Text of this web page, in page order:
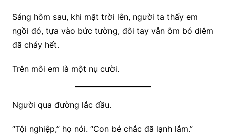
Sáng hôm sau, khi mặt trời lên, người ta thấy em
ngồi đó, tựa vào bức tường, đôi tay vẫn ôm bó diêm
đã cháy hết.
Trên môi em là một nụ cười.
Người qua đường lắc đầu.
“Tội nghiệp,” họ nói. “Con bé chắc đã lạnh lắm.”